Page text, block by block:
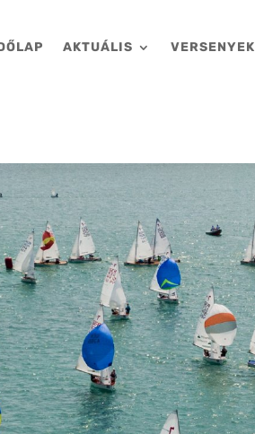
AKTUÁLIS VERSENYEK